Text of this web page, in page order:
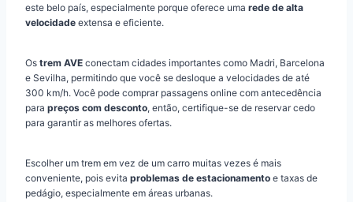
este belo país, especialmente porque oferece uma rede de alta
velocidade extensa e eficiente.
Os trem AVE conectam cidades importantes como Madri, Barcelona
e Sevilha, permitindo que você se desloque a velocidades de até
300 km/h. Você pode comprar passagens online com antecedência
para preços com desconto, então, certifique-se de reservar cedo
para garantir as melhores ofertas.
Escolher um trem em vez de um carro muitas vezes é mais
conveniente, pois evita problemas de estacionamento e taxas de
pedágio, especialmente em áreas urbanas.